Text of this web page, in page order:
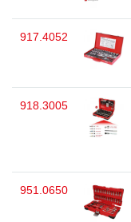
917.4052
918.3005
951.0650